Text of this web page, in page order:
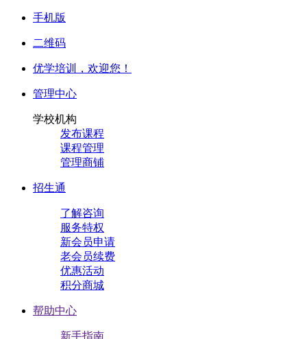
手机版
二维码
优学培训， 欢迎您！
管理中心
学校机构
发布课程
课程管理
管理商铺
招生通
了解咨询
服务特权
新会员申请
老会员续费
优惠活动
积分商城
帮助中心
新手指南